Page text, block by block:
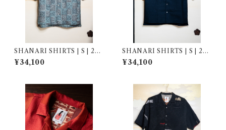
SHANARI SHIRTS | S | 264
048
¥34,100
SHANARI SHIRTS | S | 264
055
¥34,100